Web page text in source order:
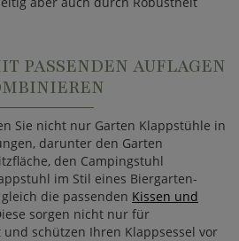
PASSENDEN AUFLAGEN
Sie nicht nur Garten Klappstühle in
darunter den Garten
den Campingstuhl
im Stil eines Biergarten-
die passenden Kissen und
sorgen nicht nur für
schützen Ihren Klappsessel vor